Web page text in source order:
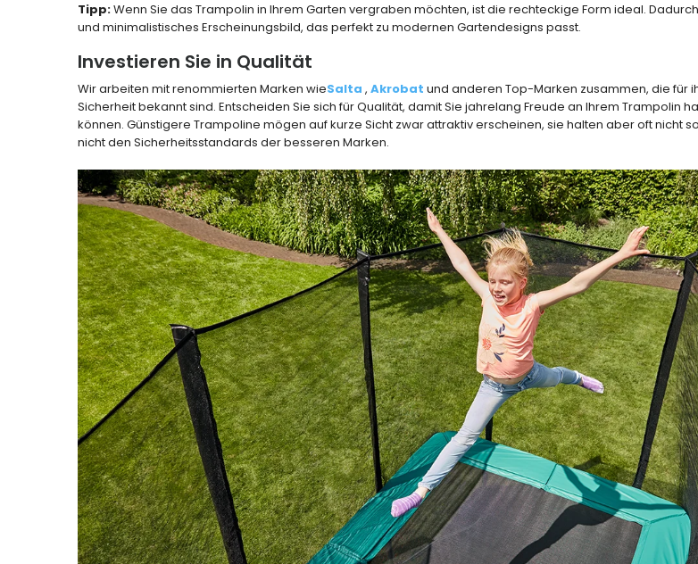
Tipp:Wenn Sie das Trampolin in Ihrem Garten vergraben möchten, ist die rechteckige Form ideal.
und minimalistisches Erscheinungsbild, das perfekt zu modernen Gartendesigns passt.
Investieren Sie in Qualität
Wir arbeiten mit renommierten Marken wieSalta , Akrobat und anderen Top-Marken zusammen, die für
Sicherheit bekannt sind. Entscheiden Sie sich für Qualität, damit Sie jahrelang Freude an Ihrem Trampolin
können. Günstigere Trampoline mögen auf kurze Sicht zwar attraktiv erscheinen, sie halten aber oft nicht
nicht den Sicherheitsstandards der besseren Marken.